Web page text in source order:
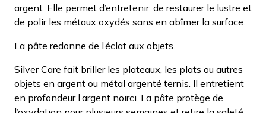
argent. Elle permet d’entretenir, de restaurer le lustre et
de polir les métaux oxydés sans en abîmer la surface.
La pâte redonne de l’éclat aux objets.
Silver Care fait briller les plateaux, les plats ou autres
objets en argent ou métal argenté ternis. Il entretient
en profondeur l’argent noirci. La pâte protège de